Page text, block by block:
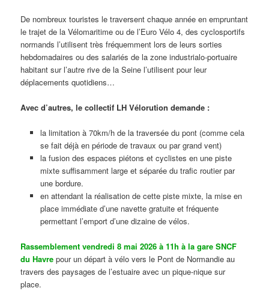
De nombreux touristes le traversent chaque année en empruntant
le trajet de la Vélomaritime ou de l’Euro Vélo 4, des cyclosportifs
normands l’utilisent très fréquemment lors de leurs sorties
hebdomadaires ou des salariés de la zone industrialo-portuaire
habitant sur l’autre rive de la Seine l’utilisent pour leur
déplacements quotidiens…
Avec d’autres, le collectif LH Vélorution demande :
la limitation à 70km/h de la traversée du pont (comme cela
se fait déjà en période de travaux ou par grand vent)
la fusion des espaces piétons et cyclistes en une piste
mixte suffisamment large et séparée du trafic routier par
une bordure.
en attendant la réalisation de cette piste mixte, la mise en
place immédiate d’une navette gratuite et fréquente
permettant l’emport d’une dizaine de vélos.
Rassemblement vendredi 8 mai 2026 à 11h à la gare SNCF
du Havre pour un départ à vélo vers le Pont de Normandie au
travers des paysages de l’estuaire avec un pique-nique sur
place.